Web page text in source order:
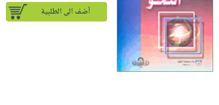
إختياراتنا
كتب
أكاديمية
صندوق
القراءة
iKitab
بلا
حدود
أسئلة
يتكرر
أسئلة
يتكرر
طرحها
تحميل
masmu3
على
المواضيع
الأكثر
مبيعاً
إختياراتنا
وسائل
تعليمية
الصحة
والعناية
الشخصية
جديد
أضف الى الطلبية